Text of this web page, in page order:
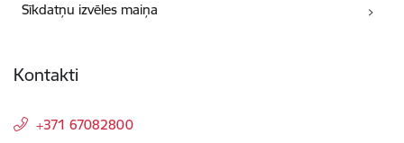
Sīkdatņu izvēles maiņa
Kontakti
+371 67082800